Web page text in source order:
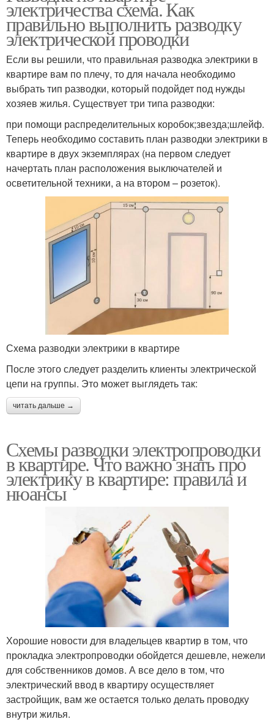
электричества схема. Как
правильно выполнить разводку
электрической проводки
Если вы решили, что правильная разводка электрики в
квартире вам по плечу, то для начала необходимо
выбрать тип разводки, который подойдет под нужды
хозяев жилья. Существует три типа разводки:
при помощи распределительных коробок;звезда;шлейф.
Теперь необходимо составить план разводки электрики в
квартире в двух экземплярах (на первом следует
начертать план расположения выключателей и
осветительной техники, а на втором – розеток).
Схема разводки электрики в квартире
После этого следует разделить клиенты электрической
цепи на группы. Это может выглядеть так:
читать дальше →
Схемы разводки электропроводки
в квартире. Что важно знать про
электрику в квартире: правила и
нюансы
Хорошие новости для владельцев квартир в том, что
прокладка электропроводки обойдется дешевле, нежели
для собственников домов. А все дело в том, что
электрический ввод в квартиру осуществляет
застройщик, вам же остается только делать проводку
внутри жилья.